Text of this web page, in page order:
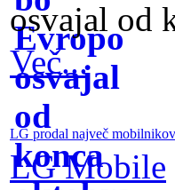
osvajal od
Več...
LG prodal največ
LG Mobile